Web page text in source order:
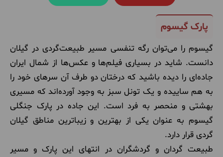
پارک گیسوم
گیسوم را می‌توان رگه تنفسی مسیر طبیعت‌گردی در گیلان
دانست. شاید در بسیاری فیلم‌ها و عکس‌ها از شمال ایران
جاده‌ای را دیده باشید که درختان دو طرف آن سرهای خود را
به هم ساییده و یک تونل سبز به وجود آورده‌اند که مسیری
بهشتی و منحصر به فرد است. این جاده در پارک جنگلی
گیسوم به عنوان یکی از بهترین و زیباترین مناطق گیلان
گردی قرار دارد.
طبیعت‌ گردان و گردشگران در انتهای این پارک و مسیر